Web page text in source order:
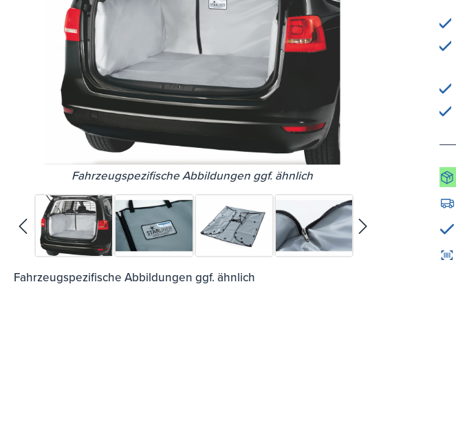
Fahrzeugspezifische Abbildungen ggf. ähnlich
Fahrzeugspezifische Abbildungen ggf. ähnlich